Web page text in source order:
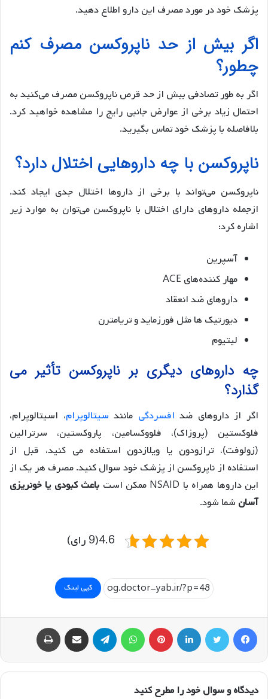
پزشک خود در مورد مصرف این دارو اطلاع دهید.
اگر بیش از حد ناپروکسن مصرف کنم
چطور؟
اگر به طور تصادفی بیش از حد قرص ناپروکسن مصرف می‌کنید به
احتمال زیاد برخی از عوارض جانبی رایج را مشاهده خواهید کرد.
بلافاصله با پزشک خود تماس بگیرید.
ناپروکسن با چه داروهایی اختلال دارد؟
ناپروکسن می‌تواند با برخی از داروها اختلال جدی ایجاد کند.
ازجمله داروهای دارای اختلال با ناپروکسن می‌توان به موارد زیر
اشاره کرد:
آسپرین
مهار کننده‌های ACE
داروهای ضد انعقاد
دیورتیک ها مثل فورزماید و تریامترن
لیتیوم
چه داروهای دیگری بر ناپروکسن تأثیر می
گذارد؟
اگر از داروهای ضد افسردگی مانند سیتالوپرام، اسیتالوپرام،
فلوکستین (پروزاک)، فلووکسامین، پاروکستین، سرترالین
(زولوفت)، ترازودون یا ویلازدون استفاده می کنید، قبل از
استفاده از ناپروکسن از پزشک خود سوال کنید. مصرف هر یک از
این داروها همراه با NSAID ممکن است
باعث کبودی یا خونریزی
آسان شما شود.
4.6(9 رای)
کپی لینک
فیسبوک توییتر لینکداین پینتریست تلگرام اشتراک گذاری با ایمیل
دیدگاه و سوال خود را مطرح کنید